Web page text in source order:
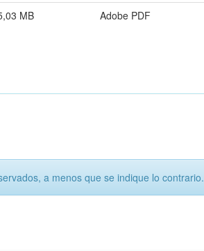
MB Adobe PDF
a menos que se indique lo contrario.